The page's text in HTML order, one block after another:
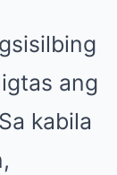
ang
kabila